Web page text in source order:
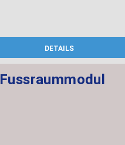
DETAILS
Fussraummodul